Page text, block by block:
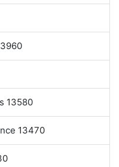
13580
13470